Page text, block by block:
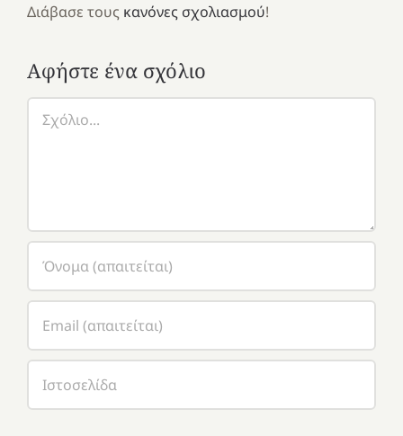
Διάβασε τους κανόνες σχολιασμού!
Αφήστε ένα σχόλιο